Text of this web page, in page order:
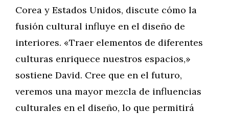
Corea y Estados Unidos, discute cómo la
fusión cultural influye en el diseño de
interiores. «Traer elementos de diferentes
culturas enriquece nuestros espacios,»
sostiene David. Cree que en el futuro,
veremos una mayor mezcla de influencias
culturales en el diseño, lo que permitirá